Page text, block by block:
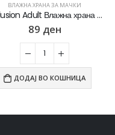
ВЛАЖНА ХРАНА ЗА МАЧКИ
Exclusion Adult Влажна храна за Возрасни мачки со Говедско пате [Конзерва 85гр]
89 ден
ДОДАЈ ВО КОШНИЦА